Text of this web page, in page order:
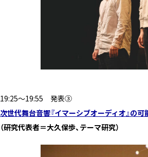
19:25～19:55 発表③
次世代舞台音響『イマーシブオーディオ』の
（研究代表者＝大久保歩、テーマ研究）